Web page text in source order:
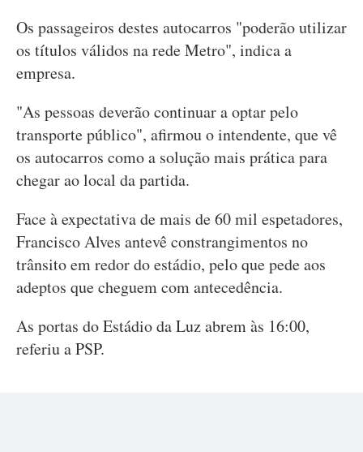
Os passageiros destes autocarros "poderão utilizar
os títulos válidos na rede Metro", indica a
empresa.
"As pessoas deverão continuar a optar pelo
transporte público", afirmou o intendente, que vê
os autocarros como a solução mais prática para
chegar ao local da partida.
Face à expectativa de mais de 60 mil espetadores,
Francisco Alves antevê constrangimentos no
trânsito em redor do estádio, pelo que pede aos
adeptos que cheguem com antecedência.
As portas do Estádio da Luz abrem às 16:00,
referiu a PSP.